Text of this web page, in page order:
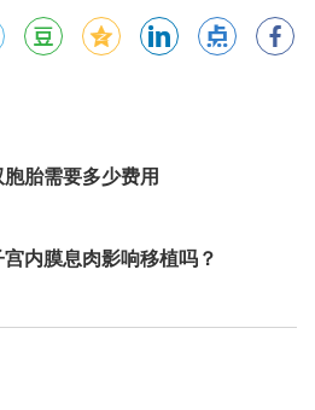
胎需要多少费用
内膜息肉影响移植吗？